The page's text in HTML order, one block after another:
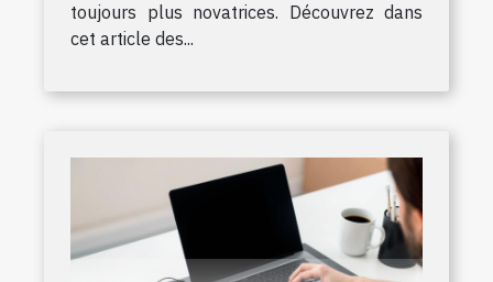
toujours plus novatrices. Découvrez dans
cet article des...